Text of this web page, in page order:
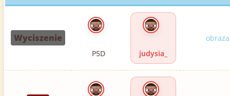
Wyciszenie
P5D judysia_
obraza